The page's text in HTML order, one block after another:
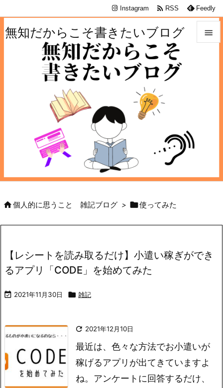
無知だからこそ書きたいブログ 
Instagram  RSS Feedly
個人的に思うこと 雑記ブログ > 使ってみた
【レシートを読み取るだけ】小遣い稼ぎができ
るアプリ「CODE」を始めてみた
 2021年11月30日  雑記
 2021年12月10日
最近は、色々な方法でお小遣いが
稼げるアプリが出てきていますよ
ね。アンケートに回答するだけ、